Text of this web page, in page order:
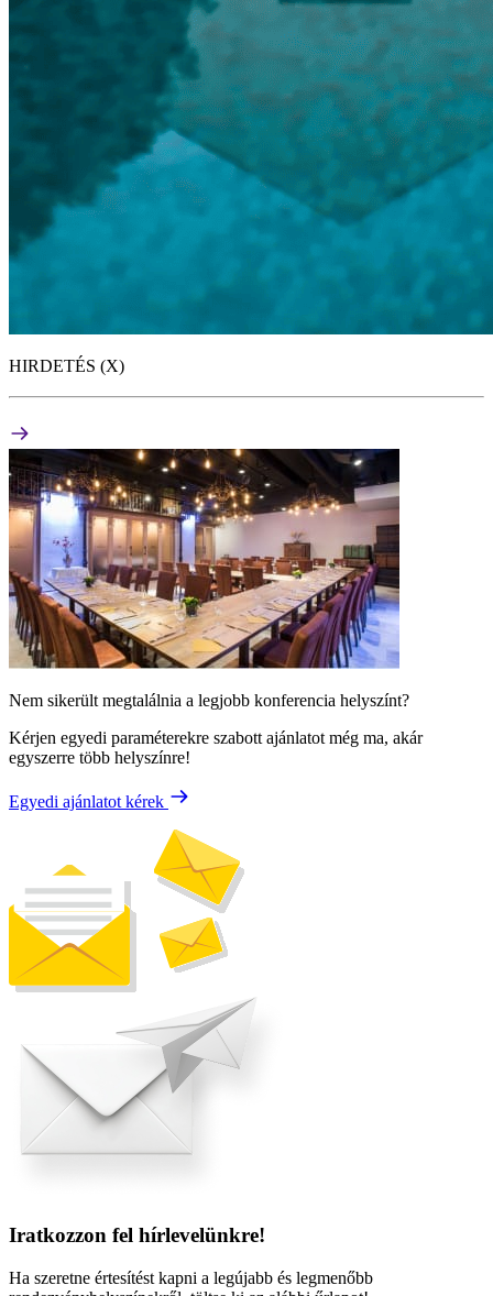
HIRDETÉS (X)
Nem sikerült megtalálnia a legjobb konferencia helyszínt?
Kérjen egyedi paraméterekre szabott ajánlatot még ma, akár
egyszerre több helyszínre!
Egyedi ajánlatot kérek
Iratkozzon fel hírlevelünkre!
Ha szeretne értesítést kapni a legújabb és legmenőbb